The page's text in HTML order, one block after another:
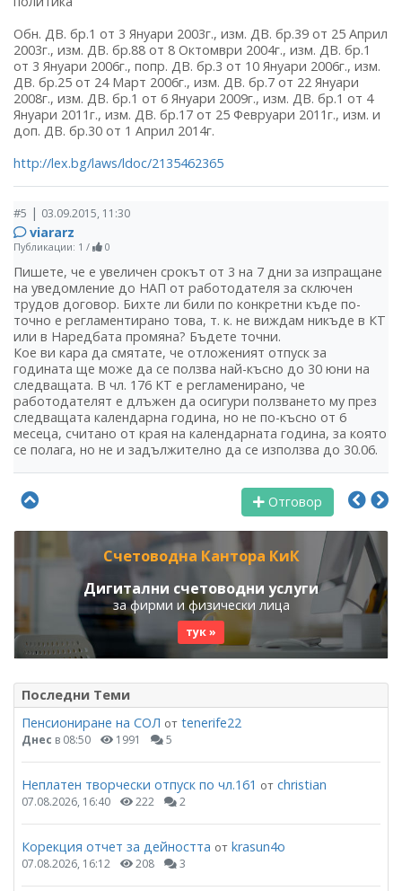
Обн. ДВ. бр.1 от 3 Януари 2003г., изм. ДВ. бр.39 от 25 Април
2003г., изм. ДВ. бр.88 от 8 Октомври 2004г., изм. ДВ. бр.1
от 3 Януари 2006г., попр. ДВ. бр.3 от 10 Януари 2006г., изм.
ДВ. бр.25 от 24 Март 2006г., изм. ДВ. бр.7 от 22 Януари
2008г., изм. ДВ. бр.1 от 6 Януари 2009г., изм. ДВ. бр.1 от 4
Януари 2011г., изм. ДВ. бр.17 от 25 Февруари 2011г., изм. и
доп. ДВ. бр.30 от 1 Април 2014г.
http://lex.bg/laws/ldoc/2135462365
#5 | 03.09.2015, 11:30
viararz
Публикации: 1 / 0
Пишете, че е увеличен срокът от 3 на 7 дни за изпращане
на уведомление до НАП от работодателя за сключен
трудов договор. Бихте ли били по конкретни къде по-
точно е регламентирано това, т. к. не виждам никъде в КТ
или в Наредбата промяна? Бъдете точни.
Кое ви кара да смятате, че отложеният отпуск за
годината ще може да се ползва най-късно до 30 юни на
следващата. В чл. 176 КТ е регламенирано, че
работодателят е длъжен да осигури ползването му през
следващата календарна година, но не по-късно от 6
месеца, считано от края на календарната година, за която
се полага, но не и задължително да се използва до 30.06.
Отговор
Счетоводна Кантора КиК
Дигитални счетоводни услуги
за фирми и физически лица
тук »
Последни Теми
Пенсиониране на СОЛ от tenerife22
Днес в 08:50 1991 5
Неплатен творчески отпуск по чл.161 от christian
07.08.2026, 16:40 222 2
Корекция отчет за дейността от krasun4o
07.08.2026, 16:12 208 3